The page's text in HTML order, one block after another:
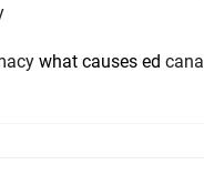
what causes ed